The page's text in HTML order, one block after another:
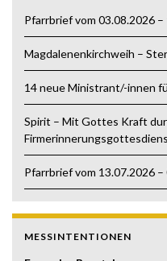
Pfarrbrief vom 03.08.2026
Magdalenenkirchweih –
14 neue Ministrant/-innen
Spirit – Mit Gottes Kraft
Pfarrbrief vom 13.07.2026
MESSINTENTIONEN